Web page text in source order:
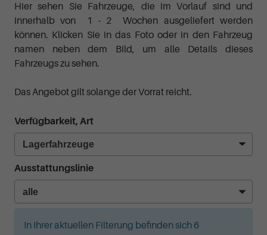
Hier sehen Sie Fahrzeuge, die im Vorlauf sind und
innerhalb von 1 - 2 Wochen ausgeliefert werden
können. Klicken Sie in das Foto oder in den Fahrzeug
namen neben dem Bild, um alle Details dieses
Fahrzeugs zu sehen.
Das Angebot gilt solange der Vorrat reicht.
Verfügbarkeit, Art
Ausstattungslinie
In Ihrer aktuellen Filterung befinden sich 6